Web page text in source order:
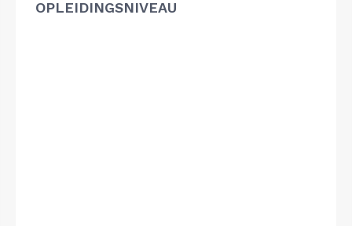
OPLEIDINGSNIVEAU